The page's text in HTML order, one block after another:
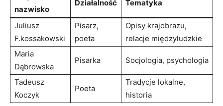
nazwisko
Działalność Tematyka
Juliusz
F.kossakowski
Pisarz,
poeta
Opisy krajobrazu,
relacje międzyludzkie
Maria
Dąbrowska
Pisarka Socjologia, psychologia
Tadeusz
Koczyk
Poeta
Tradycje lokalne,
historia